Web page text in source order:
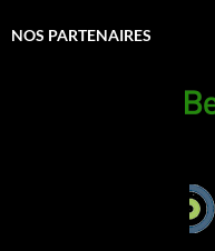
NOS PARTENAIRES